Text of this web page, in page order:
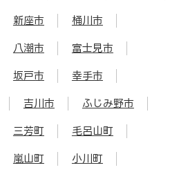
新座市 桶川市
八潮市 富士見市
坂戸市 幸手市
吉川市 ふじみ野市
三芳町 毛呂山町
嵐山町 小川町